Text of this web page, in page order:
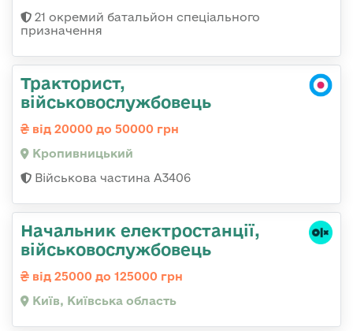
21 окремий батальйон спеціального
призначення
Тракторист,
військовослужбовець
від 20000 до 50000 грн
Кропивницький
Військова частина А3406
Начальник електpостанції,
військовослужбовець
від 25000 до 125000 грн
Київ, Київська область